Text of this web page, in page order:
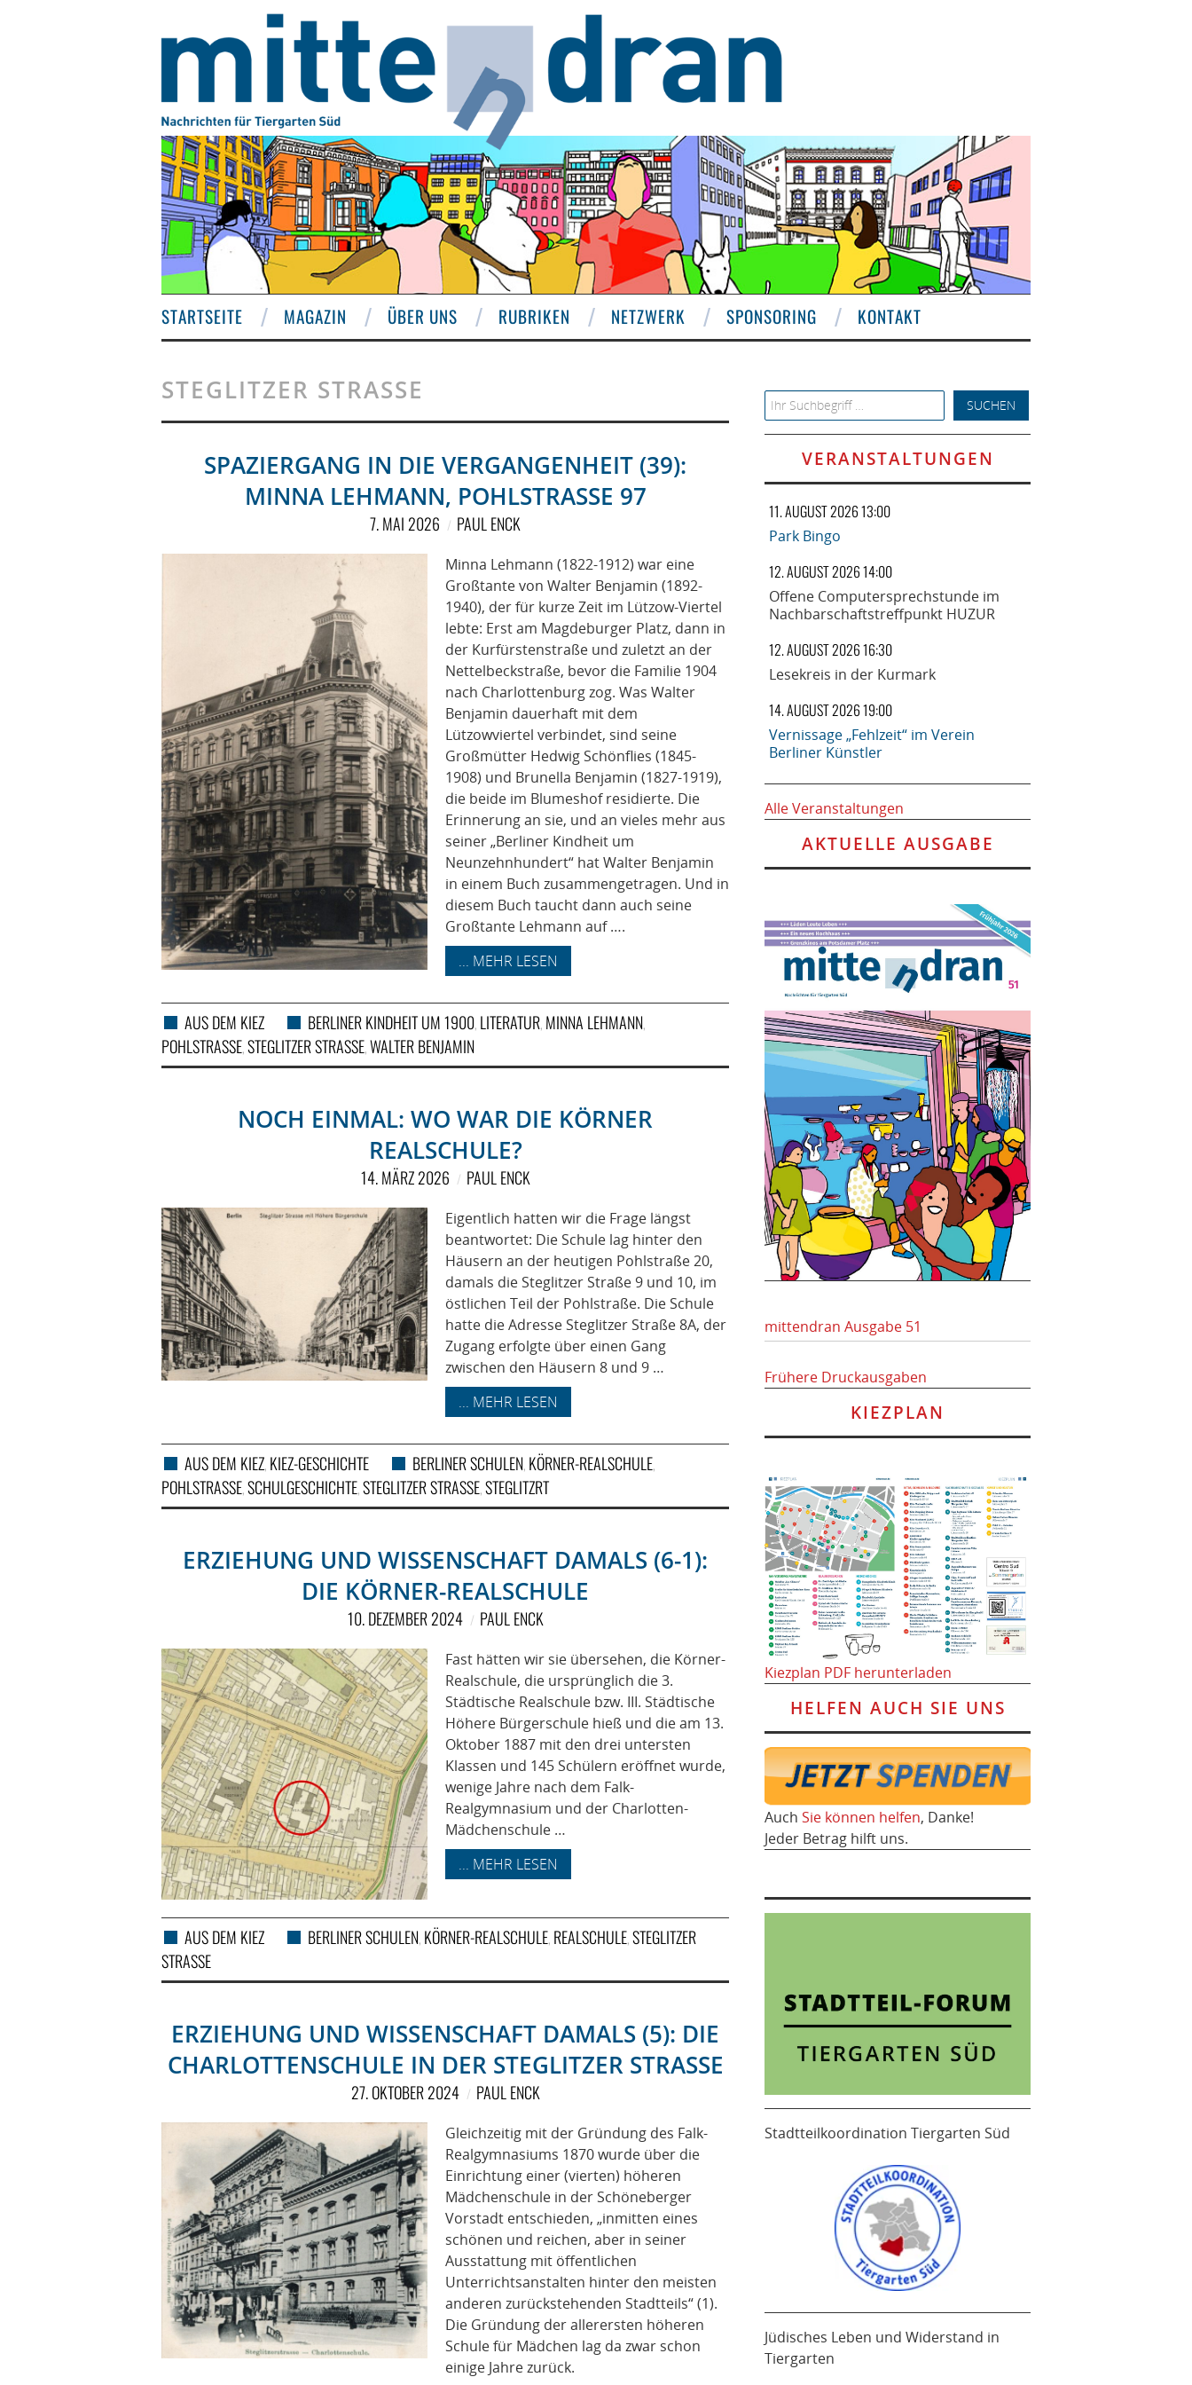
STARTSEITE MAGAZIN ÜBER UNS RUBRIKEN NETZWERK SPONSORING KONTAKT
STEGLITZER STRASSE
SPAZIERGANG IN DIE VERGANGENHEIT (39):
MINNA LEHMANN, POHLSTRASSE 97
7. MAI 2026 PAUL ENCK
Minna Lehmann (1822-1912) war eine
Großtante von Walter Benjamin (1892-
1940), der für kurze Zeit im Lützow-Viertel
lebte: Erst am Magdeburger Platz, dann in
der Kurfürstenstraße und zuletzt an der
Nettelbeckstraße, bevor die Familie 1904
nach Charlottenburg zog. Was Walter
Benjamin dauerhaft mit dem
Lützowviertel verbindet, sind seine
Großmütter Hedwig Schönflies (1845-
1908) und Brunella Benjamin (1827-1919),
die beide im Blumeshof residierte. Die
Erinnerung an sie, und an vieles mehr aus
seiner „Berliner Kindheit um
Neunzehnhundert“ hat Walter Benjamin
in einem Buch zusammengetragen. Und in
diesem Buch taucht dann auch seine
Großtante Lehmann auf ….
... MEHR LESEN
AUS DEM KIEZ BERLINER KINDHEIT UM 1900, LITERATUR, MINNA LEHMANN,
POHLSTRASSE ,STEGLITZER STRASSE ,WALTER BENJAMIN
NOCH EINMAL: WO WAR DIE KÖRNER
REALSCHULE?
14. MÄRZ 2026 PAUL ENCK
Eigentlich hatten wir die Frage längst
beantwortet: Die Schule lag hinter den
Häusern an der heutigen Pohlstraße 20,
damals die Steglitzer Straße 9 und 10, im
östlichen Teil der Pohlstraße. Die Schule
hatte die Adresse Steglitzer Straße 8A, der
Zugang erfolgte über einen Gang
zwischen den Häusern 8 und 9 …
... MEHR LESEN
AUS DEM KIEZ, KIEZ-GESCHICHTE BERLINER SCHULEN, KÖRNER-REALSCHULE,
POHLSTRASSE ,SCHULGESCHICHTE,STEGLITZER STRASSE ,STEGLITZRT
ERZIEHUNG UND WISSENSCHAFT DAMALS (6-1):
DIE KÖRNER-REALSCHULE
10. DEZEMBER 2024 PAUL ENCK
Fast hätten wir sie übersehen, die Körner-
Realschule, die ursprünglich die 3.
Städtische Realschule bzw. III. Städtische
Höhere Bürgerschule hieß und die am 13.
Oktober 1887 mit den drei untersten
Klassen und 145 Schülern eröffnet wurde,
wenige Jahre nach dem Falk-
Realgymnasium und der Charlotten-
Mädchenschule …
... MEHR LESEN
AUS DEM KIEZ BERLINER SCHULEN, KÖRNER-REALSCHULE, REALSCHULE,STEGLITZER
STRASSE
ERZIEHUNG UND WISSENSCHAFT DAMALS (5): DIE
CHARLOTTENSCHULE IN DER STEGLITZER STRASSE
27. OKTOBER 2024 PAUL ENCK
Gleichzeitig mit der Gründung des Falk-
Realgymnasiums 1870 wurde über die
Einrichtung einer (vierten) höheren
Mädchenschule in der Schöneberger
Vorstadt entschieden, „inmitten eines
schönen und reichen, aber in seiner
Ausstattung mit öffentlichen
Unterrichtsanstalten hinter den meisten
anderen zurückstehenden Stadtteils“ (1).
Die Gründung der allerersten höheren
Schule für Mädchen lag da zwar schon
einige Jahre zurück.
Search for:
VERANSTALTUNGEN
11. AUGUST 2026 13:00
Park Bingo
12. AUGUST 2026 14:00
Offene Computersprechstunde im
Nachbarschaftstreffpunkt HUZUR
12. AUGUST 2026 16:30
Lesekreis in der Kurmark
14. AUGUST 2026 19:00
Vernissage „Fehlzeit“ im Verein
Berliner Künstler
Alle Veranstaltungen
AKTUELLE AUSGABE
mittendran Ausgabe 51
Frühere Druckausgaben
KIEZPLAN
Kiezplan PDF herunterladen
HELFEN AUCH SIE UNS
Auch Sie können helfen, Danke!
Jeder Betrag hilft uns.
Stadtteilkoordination Tiergarten Süd
Jüdisches Leben und Widerstand in
Tiergarten